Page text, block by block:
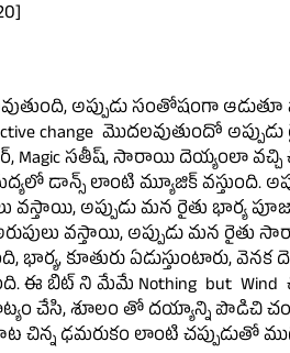
అప్పుడు సంతోషంగా ఆడుతూ
change మొదలవుతుందో
సతీష్, సారాయి దెయ్యంలా వచ్చి చిన్న
డాన్స్ లాంటి మ్యూజిక్ వస్తుంది.
వస్తాయి, అప్పుడు మన రైతు భార్య
వస్తాయి, అప్పుడు మన రైతు
కూతురు ఏడుస్తుంటారు, వెనక
ఈ బిట్ ని మేమే Nothing but
చేసి, శూలం తో దయ్యాన్ని పొడిచి
ఢమరుకం లాంటి చప్పుడుతో